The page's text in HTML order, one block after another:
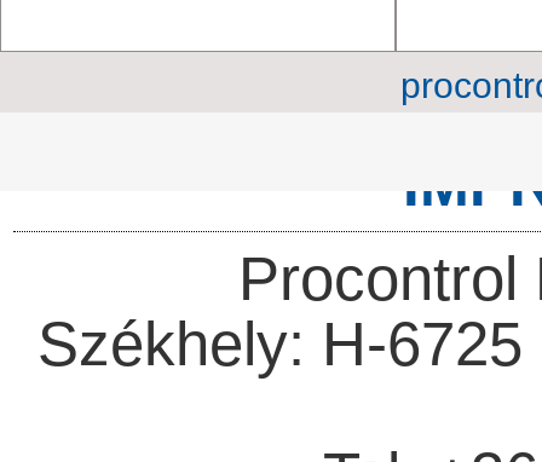
Procontrol
Székhely: H-